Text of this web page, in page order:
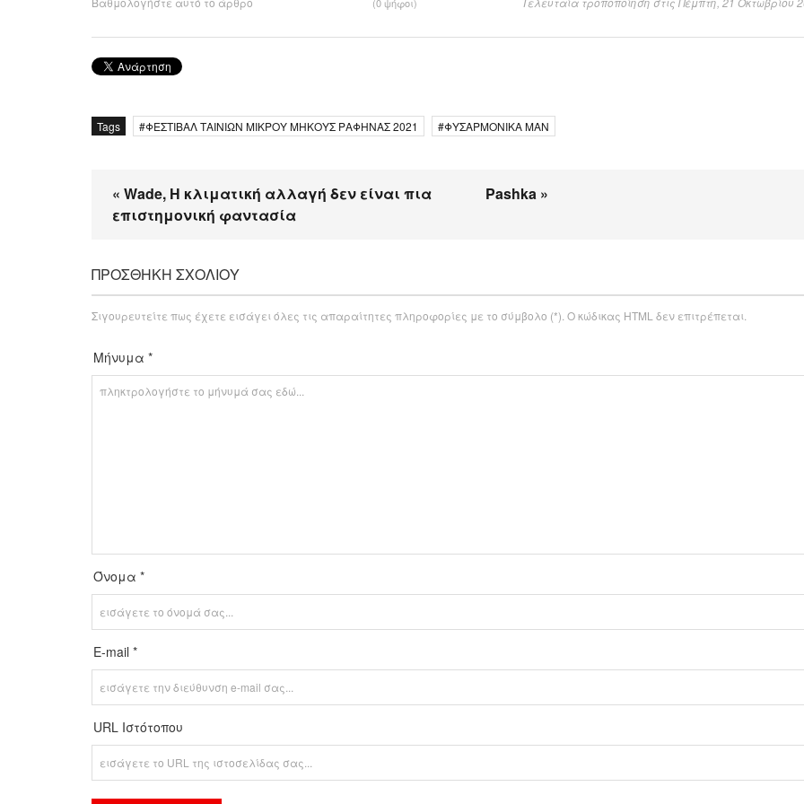
Tags ΦΕΣΤΙΒΑΛ ΤΑΙΝΙΩΝ ΜΙΚΡΟΥ ΜΗΚΟΥΣ ΡΑΦΗΝΑΣ 2021 ΦΥΣΑΡΜΟΝΙΚΑ ΜΑΝ
« Wade, Η κλιματική αλλαγή δεν είναι πια
επιστημονική φαντασία
Pashka »
ΠΡΟΣΘΉΚΗ ΣΧΟΛΊΟΥ
Σιγουρευτείτε πως έχετε εισάγει όλες τις απαραίτητες πληροφορίες με το σύμβολο (*). Ο κώδικας HTML δεν επιτρέπεται.
Μήνυμα *
Όνομα *
E-mail *
URL Ιστότοπου